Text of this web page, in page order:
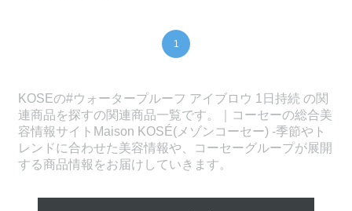
1
KOSEの#ウォータープルーフ アイブロウ 1日持続 の関
連商品を探すの関連商品一覧です。｜コーセーの総合美
容情報サイトMaison KOSÉ(メゾンコーセー) -季節やト
レンドに合わせた美容情報や、コーセーグループが展開
する商品情報をお届けしていきます。